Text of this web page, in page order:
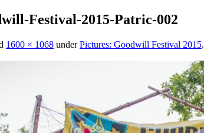
Festival-2015-Patric-002
1600 × 1068 underPictures: Goodwill Festival 2015.